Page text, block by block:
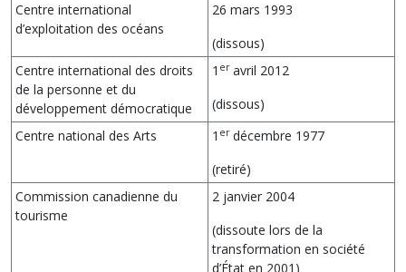
Centre international
d’exploitation des océans
26 mars 1993
(dissous)
Centre international des droits
de la personne et du
développement démocratique
1 eravril 2012
(dissous)
Centre national des Arts
1 erdécembre 1977
(retiré)
Commission canadienne du
tourisme
2 janvier 2004
(dissoute lors de la
transformation en société
d’État en 2001)